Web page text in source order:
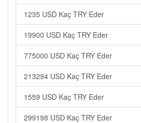
1235 USD Kaç TRY Eder
19900 USD Kaç TRY Eder
775000 USD Kaç TRY Eder
213294 USD Kaç TRY Eder
1559 USD Kaç TRY Eder
299198 USD Kaç TRY Eder